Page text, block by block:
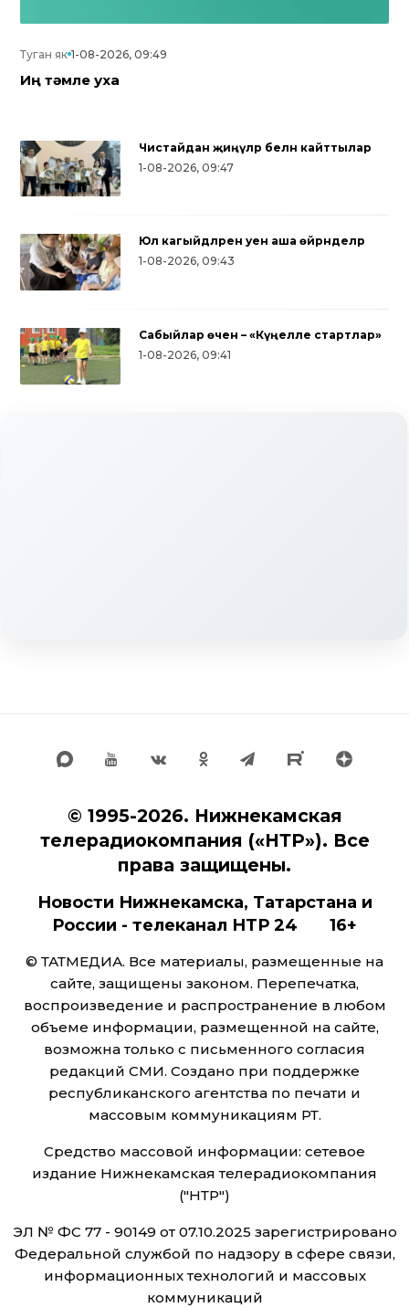
Туган як 1-08-2026, 09:49
Иң тәмле уха
Чистайдан җиңүләр белән кайттылар
1-08-2026, 09:47
Юл кагыйдәләрен уен аша өйрәнделәр
1-08-2026, 09:43
Сабыйлар өчен – «Күңелле стартлар»
1-08-2026, 09:41
© 1995-2026. Нижнекамская
телерадиокомпания («НТР»). Все
права защищены.
Новости Нижнекамска, Татарстана и
России - телеканал НТР 24 16+
© ТАТМЕДИА. Все материалы, размещенные на
сайте, защищены законом. Перепечатка,
воспроизведение и распространение в любом
объеме информации, размещенной на сайте,
возможна только с письменного согласия
редакций СМИ. Создано при поддержке
республиканского агентства по печати и
массовым коммуникациям РТ.
Средство массовой информации: сетевое
издание Нижнекамская телерадиокомпания
("НТР")
ЭЛ № ФС 77 - 90149 от 07.10.2025 зарегистрировано
Федеральной службой по надзору в сфере связи,
информационных технологий и массовых
коммуникаций